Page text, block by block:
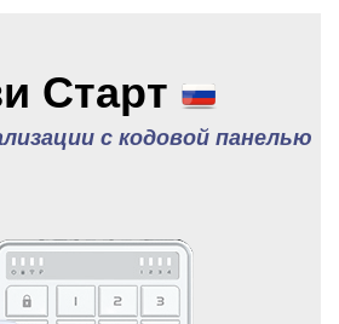
Старт
с кодовой панелью